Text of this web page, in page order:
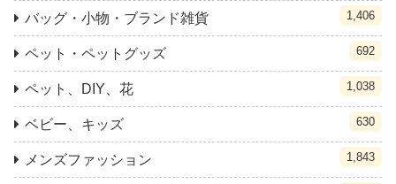
バッグ・小物・ブランド雑貨 1,406
ペット・ペットグッズ 692
ペット、DIY、花 1,038
ベビー、キッズ 630
メンズファッション 1,843